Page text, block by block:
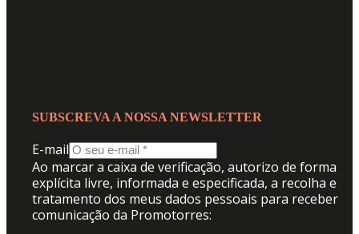
SUBSCREVA A NOSSA NEWSLETTER
E-mail
Ao marcar a caixa de verificação, autorizo de forma
explícita livre, informada e especificada, a recolha e
tratamento dos meus dados pessoais para receber
comunicação da Promotorres: